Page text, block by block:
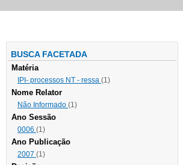
BUSCA FACETADA
Matéria
IPI- processos NT - ressa (1)
Nome Relator
Não Informado (1)
Ano Sessão
0006 (1)
Ano Publicação
2007 (1)